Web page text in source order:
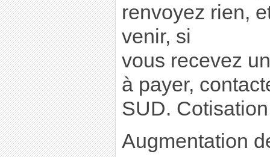
renvoyez rien,
venir, si
vous recevez
à payer,
SUD.
Augmentation